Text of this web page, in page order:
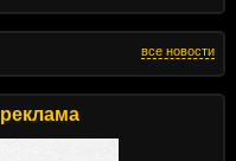
все новости
реклама